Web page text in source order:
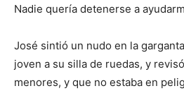
Nadie quería detenerse a
José sintió un nudo en la
joven a su silla de ruedas, y
menores, y que no estaba en